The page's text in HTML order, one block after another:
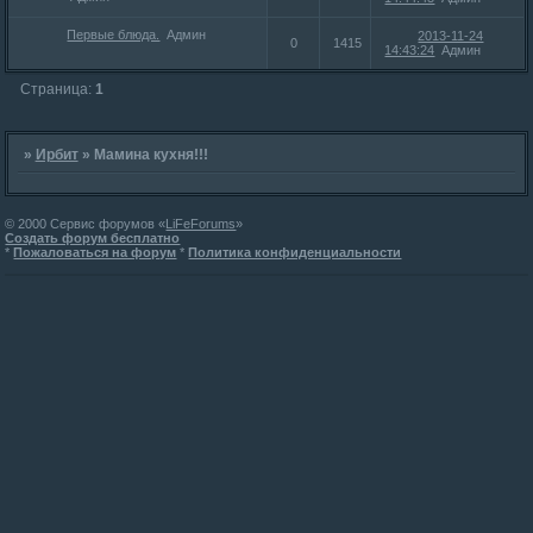
Первые блюда. Админ
0 1415
2013-11-24
14:43:24 Админ
Страница: 1
» Ирбит » Мамина кухня!!!
© 2000 Сервис форумов «LiFeForums»
Создать форум бесплатно
*Пожаловаться на форум *Политика конфиденциальности